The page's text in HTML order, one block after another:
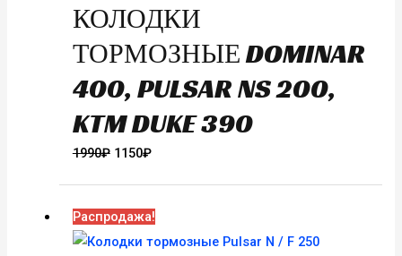
КОЛОДКИ
ТОРМОЗНЫЕ DOMINAR
400, PULSAR NS 200,
KTM DUKE 390
1990₽ Первоначальная
1990₽.
1150₽Текущая
Распродажа!